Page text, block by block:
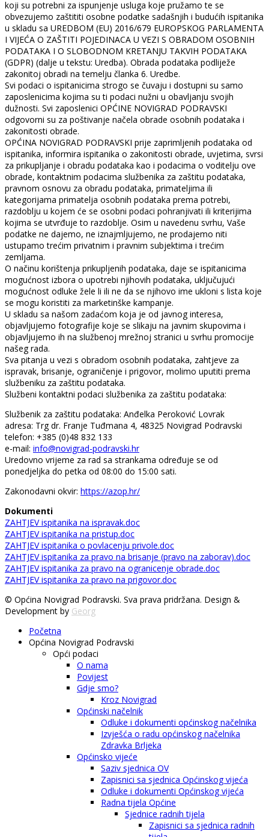
koji su potrebni za ispunjenje usluga koje pružamo te se
obvezujemo zaštititi osobne podatke sadašnjih i budućih ispitanika
u skladu sa UREDBOM (EU) 2016/679 EUROPSKOG PARLAMENTA
I VIJEĆA O ZAŠTITI POJEDINACA U VEZI S OBRADOM OSOBNIH
PODATAKA I O SLOBODNOM KRETANJU TAKVIH PODATAKA
(GDPR) (dalje u tekstu: Uredba). Obrada podataka podliježe
zakonitoj obradi na temelju članka 6. Uredbe.
Svi podaci o ispitanicima strogo se čuvaju i dostupni su samo
zaposlenicima kojima su ti podaci nužni u obavljanju svojih
dužnosti. Svi zaposlenici OPĆINE NOVIGRAD PODRAVSKI
odgovorni su za poštivanje načela obrade osobnih podataka i
zakonitosti obrade.
OPĆINA NOVIGRAD PODRAVSKI prije zaprimljenih podataka od
ispitanika, informira ispitanika o zakonitosti obrade, uvjetima, svrsi
za prikupljanje i obradu podataka kao i podacima o voditelju ove
obrade, kontaktnim podacima službenika za zaštitu podataka,
pravnom osnovu za obradu podataka, primateljima ili
kategorijama primatelja osobnih podataka prema potrebi,
razdoblju u kojem će se osobni podaci pohranjivati ili kriterijima
kojima se utvrđuje to razdoblje. Osim u navedenu svrhu, Vaše
podatke ne dajemo, ne iznajmljujemo, ne prodajemo niti
ustupamo trećim privatnim i pravnim subjektima i trećim
zemljama.
O načinu korištenja prikupljenih podataka, daje se ispitanicima
mogućnost izbora o upotrebi njihovih podataka, uključujući
mogućnost odluke žele li ili ne da se njihovo ime ukloni s lista koje
se mogu koristiti za marketinške kampanje.
U skladu sa našom zadaćom koja je od javnog interesa,
objavljujemo fotografije koje se slikaju na javnim skupovima i
objavljujemo ih na službenoj mrežnoj stranici u svrhu promocije
našeg rada.
Sva pitanja u vezi s obradom osobnih podataka, zahtjeve za
ispravak, brisanje, ograničenje i prigovor, molimo uputiti prema
službeniku za zaštitu podataka.
Službeni kontaktni podaci službenika za zaštitu podataka:
Službenik za zaštitu podataka: Anđelka Peroković Lovrak
adresa: Trg dr. Franje Tuđmana 4, 48325 Novigrad Podravski
telefon: +385 (0)48 832 133
e-mail: info@novigrad-podravski.hr
Uredovno vrijeme za rad sa strankama određuje se od
ponedjeljka do petka od 08:00 do 15:00 sati.
Zakonodavni okvir: https://azop.hr/
Dokumenti
ZAHTJEV ispitanika na ispravak.doc
ZAHTJEV ispitanika na pristup.doc
ZAHTJEV ispitanika o povlacenju privole.doc
ZAHTJEV ispitanika za pravo na brisanje (pravo na zaborav).doc
ZAHTJEV ispitanika za pravo na ogranicenje obrade.doc
ZAHTJEV ispitanika za pravo na prigovor.doc
© Općina Novigrad Podravski. Sva prava pridržana. Design &
Development by Georg
Početna
Općina Novigrad Podravski
Opći podaci
O nama
Povijest
Gdje smo?
Kroz Novigrad
Općinski načelnik
Odluke i dokumenti općinskog načelnika
Izvješća o radu općinskog načelnika
Zdravka Brljeka
Općinsko vijeće
Saziv sjednica OV
Zapisnici sa sjednica Općinskog vijeća
Odluke i dokumenti Općinskog vijeća
Radna tijela Općine
Sjednice radnih tijela
Zapisnici sa sjednica radnih